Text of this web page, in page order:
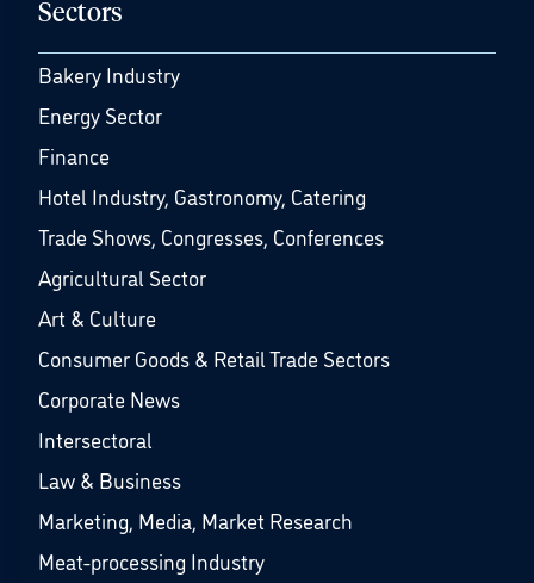
Sectors
Bakery Industry
Energy Sector
Finance
Hotel Industry, Gastronomy, Catering
Trade Shows, Congresses, Conferences
Agricultural Sector
Art & Culture
Consumer Goods & Retail Trade Sectors
Corporate News
Intersectoral
Law & Business
Marketing, Media, Market Research
Meat-processing Industry